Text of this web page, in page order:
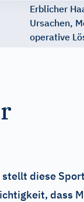
Erblicher
Ursachen,
operative
diese
dass